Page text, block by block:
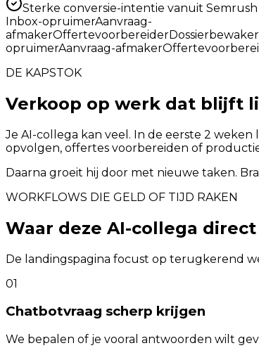
Sterke conversie-intentie vanuit Semrush
Inbox-opruimerAanvraag-
afmakerOffertevoorbereiderDossierbewaker
opruimerAanvraag-afmaker
DE KAPSTOK
Verkoop op werk dat blijft
Je AI-collega kan veel. In de eerste 2
opvolgen, offertes voorbereiden of
Daarna groeit hij door met nieuwe taken.
WORKFLOWS DIE GELD OF TIJD RAKEN
Waar deze AI-collega
De landingspagina focust op terugkerend
01
Chatbotvraag scherp krijgen
We bepalen of je vooral antwoorden wilt